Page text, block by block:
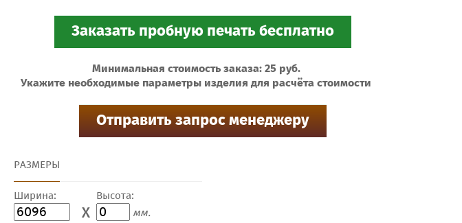
Минимальная стоимость заказа: 25 руб.
Укажите необходимые параметры изделия для расчёта стоимости
РАЗМЕРЫ
Ширина:
X
Высота:
мм.